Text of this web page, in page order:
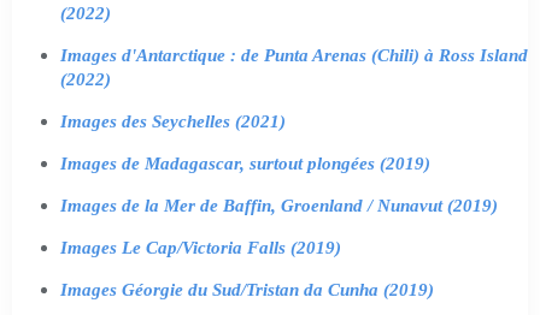
(2022)
Images d'Antarctique : de Punta Arenas (Chili) à Ross Island
(2022)
Images des Seychelles (2021)
Images de Madagascar, surtout plongées (2019)
Images de la Mer de Baffin, Groenland / Nunavut (2019)
Images Le Cap/Victoria Falls (2019)
Images Géorgie du Sud/Tristan da Cunha (2019)